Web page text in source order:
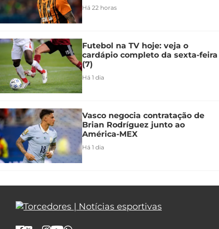
Há 22 horas
Futebol na TV hoje: veja o
cardápio completo da sexta-feira
(7)
Há 1 dia
Vasco negocia contratação de
Brian Rodríguez junto ao
América-MEX
Há 1 dia